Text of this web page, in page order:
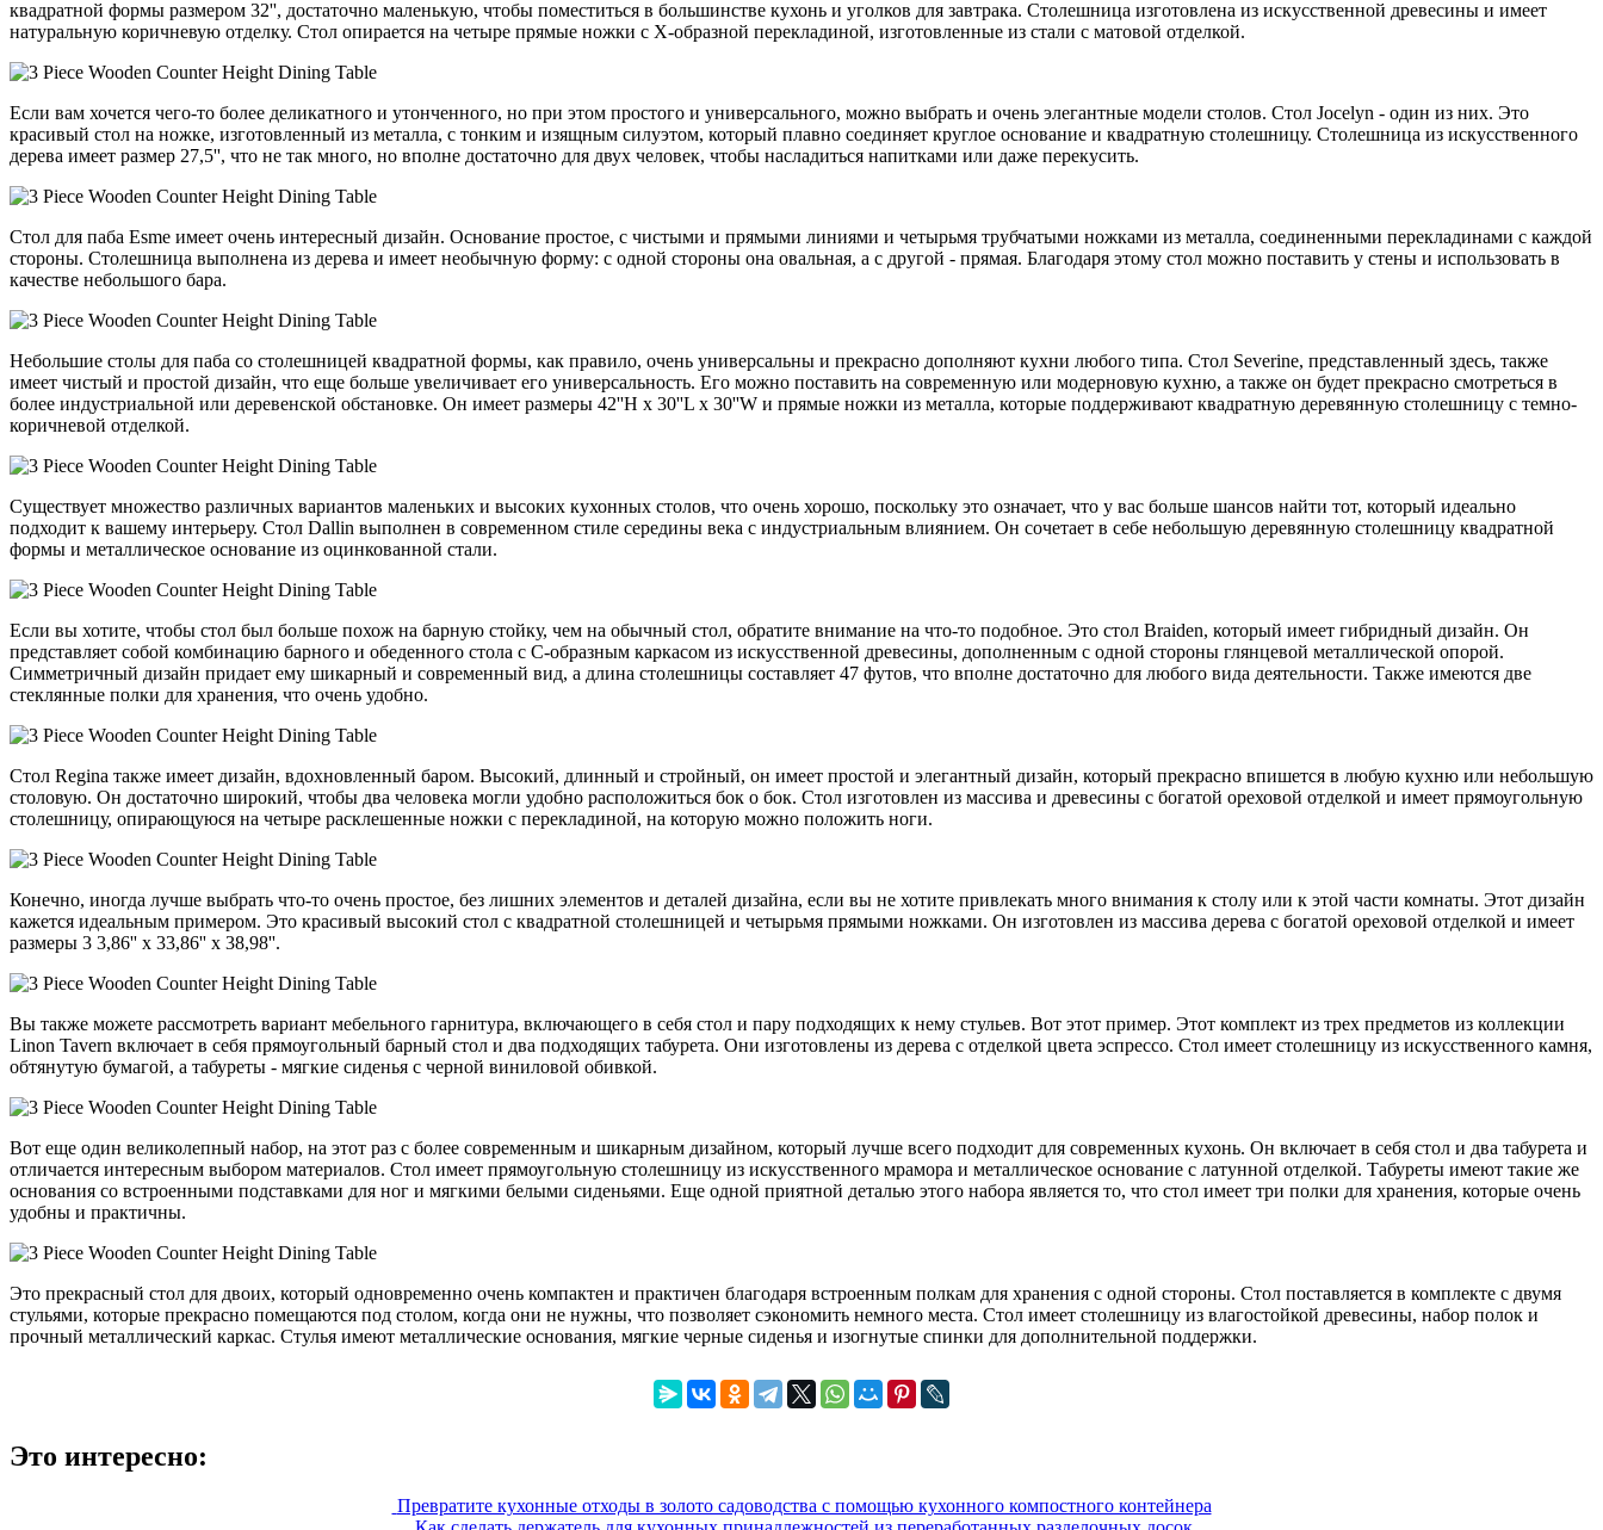
квадратной формы размером 32'', достаточно маленькую, чтобы поместиться в большинстве кухонь и уголков для завтрака. Столешница изготовлена из искусственной древесины и имеет
натуральную коричневую отделку. Стол опирается на четыре прямые ножки с Х-образной перекладиной, изготовленные из стали с матовой отделкой.
Если вам хочется чего-то более деликатного и утонченного, но при этом простого и универсального, можно выбрать и очень элегантные модели столов. Стол Jocelyn - один из них. Это
красивый стол на ножке, изготовленный из металла, с тонким и изящным силуэтом, который плавно соединяет круглое основание и квадратную столешницу. Столешница из искусственного
дерева имеет размер 27,5'', что не так много, но вполне достаточно для двух человек, чтобы насладиться напитками или даже перекусить.
Стол для паба Esme имеет очень интересный дизайн. Основание простое, с чистыми и прямыми линиями и четырьмя трубчатыми ножками из металла, соединенными перекладинами с каждой
стороны. Столешница выполнена из дерева и имеет необычную форму: с одной стороны она овальная, а с другой - прямая. Благодаря этому стол можно поставить у стены и использовать в
качестве небольшого бара.
Небольшие столы для паба со столешницей квадратной формы, как правило, очень универсальны и прекрасно дополняют кухни любого типа. Стол Severine, представленный здесь, также
имеет чистый и простой дизайн, что еще больше увеличивает его универсальность. Его можно поставить на современную или модерновую кухню, а также он будет прекрасно смотреться в
более индустриальной или деревенской обстановке. Он имеет размеры 42''H x 30''L x 30''W и прямые ножки из металла, которые поддерживают квадратную деревянную столешницу с темно-
коричневой отделкой.
Существует множество различных вариантов маленьких и высоких кухонных столов, что очень хорошо, поскольку это означает, что у вас больше шансов найти тот, который идеально
подходит к вашему интерьеру. Стол Dallin выполнен в современном стиле середины века с индустриальным влиянием. Он сочетает в себе небольшую деревянную столешницу квадратной
формы и металлическое основание из оцинкованной стали.
Если вы хотите, чтобы стол был больше похож на барную стойку, чем на обычный стол, обратите внимание на что-то подобное. Это стол Braiden, который имеет гибридный дизайн. Он
представляет собой комбинацию барного и обеденного стола с С-образным каркасом из искусственной древесины, дополненным с одной стороны глянцевой металлической опорой.
Симметричный дизайн придает ему шикарный и современный вид, а длина столешницы составляет 47 футов, что вполне достаточно для любого вида деятельности. Также имеются две
стеклянные полки для хранения, что очень удобно.
Стол Regina также имеет дизайн, вдохновленный баром. Высокий, длинный и стройный, он имеет простой и элегантный дизайн, который прекрасно впишется в любую кухню или небольшую
столовую. Он достаточно широкий, чтобы два человека могли удобно расположиться бок о бок. Стол изготовлен из массива и древесины с богатой ореховой отделкой и имеет прямоугольную
столешницу, опирающуюся на четыре расклешенные ножки с перекладиной, на которую можно положить ноги.
Конечно, иногда лучше выбрать что-то очень простое, без лишних элементов и деталей дизайна, если вы не хотите привлекать много внимания к столу или к этой части комнаты. Этот дизайн
кажется идеальным примером. Это красивый высокий стол с квадратной столешницей и четырьмя прямыми ножками. Он изготовлен из массива дерева с богатой ореховой отделкой и имеет
размеры 3 3,86'' x 33,86'' x 38,98''.
Вы также можете рассмотреть вариант мебельного гарнитура, включающего в себя стол и пару подходящих к нему стульев. Вот этот пример. Этот комплект из трех предметов из коллекции
Linon Tavern включает в себя прямоугольный барный стол и два подходящих табурета. Они изготовлены из дерева с отделкой цвета эспрессо. Стол имеет столешницу из искусственного камня,
обтянутую бумагой, а табуреты - мягкие сиденья с черной виниловой обивкой.
Вот еще один великолепный набор, на этот раз с более современным и шикарным дизайном, который лучше всего подходит для современных кухонь. Он включает в себя стол и два табурета и
отличается интересным выбором материалов. Стол имеет прямоугольную столешницу из искусственного мрамора и металлическое основание с латунной отделкой. Табуреты имеют такие же
основания со встроенными подставками для ног и мягкими белыми сиденьями. Еще одной приятной деталью этого набора является то, что стол имеет три полки для хранения, которые очень
удобны и практичны.
Это прекрасный стол для двоих, который одновременно очень компактен и практичен благодаря встроенным полкам для хранения с одной стороны. Стол поставляется в комплекте с двумя
стульями, которые прекрасно помещаются под столом, когда они не нужны, что позволяет сэкономить немного места. Стол имеет столешницу из влагостойкой древесины, набор полок и
прочный металлический каркас. Стулья имеют металлические основания, мягкие черные сиденья и изогнутые спинки для дополнительной поддержки.
Это интересно:
Превратите кухонные отходы в золото садоводства с помощью кухонного компостного контейнера